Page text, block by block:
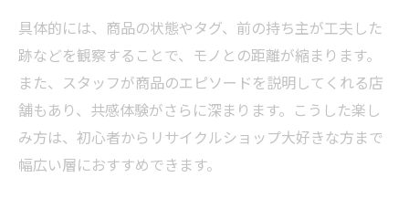
具体的には、商品の状態やタグ、前の持ち主が工夫した
跡などを観察することで、モノとの距離が縮まります。
また、スタッフが商品のエピソードを説明してくれる店
舗もあり、共感体験がさらに深まります。こうした楽し
み方は、初心者からリサイクルショップ大好きな方まで
幅広い層におすすめできます。